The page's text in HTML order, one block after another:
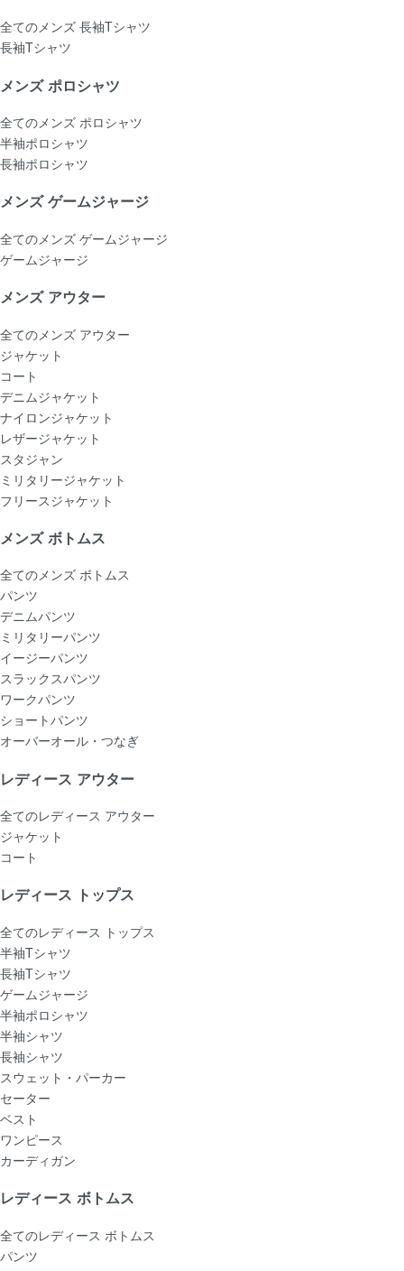
全てのメンズ 長袖Tシャツ
長袖Tシャツ
メンズ ポロシャツ
全てのメンズ ポロシャツ
半袖ポロシャツ
長袖ポロシャツ
メンズ ゲームジャージ
全てのメンズ ゲームジャージ
ゲームジャージ
メンズ アウター
全てのメンズ アウター
ジャケット
コート
デニムジャケット
ナイロンジャケット
レザージャケット
スタジャン
ミリタリージャケット
フリースジャケット
メンズ ボトムス
全てのメンズ ボトムス
パンツ
デニムパンツ
ミリタリーパンツ
イージーパンツ
スラックスパンツ
ワークパンツ
ショートパンツ
オーバーオール・つなぎ
レディース アウター
全てのレディース アウター
ジャケット
コート
レディース トップス
全てのレディース トップス
半袖Tシャツ
長袖Tシャツ
ゲームジャージ
半袖ポロシャツ
半袖シャツ
長袖シャツ
スウェット・パーカー
セーター
ベスト
ワンピース
カーディガン
レディース ボトムス
全てのレディース ボトムス
パンツ